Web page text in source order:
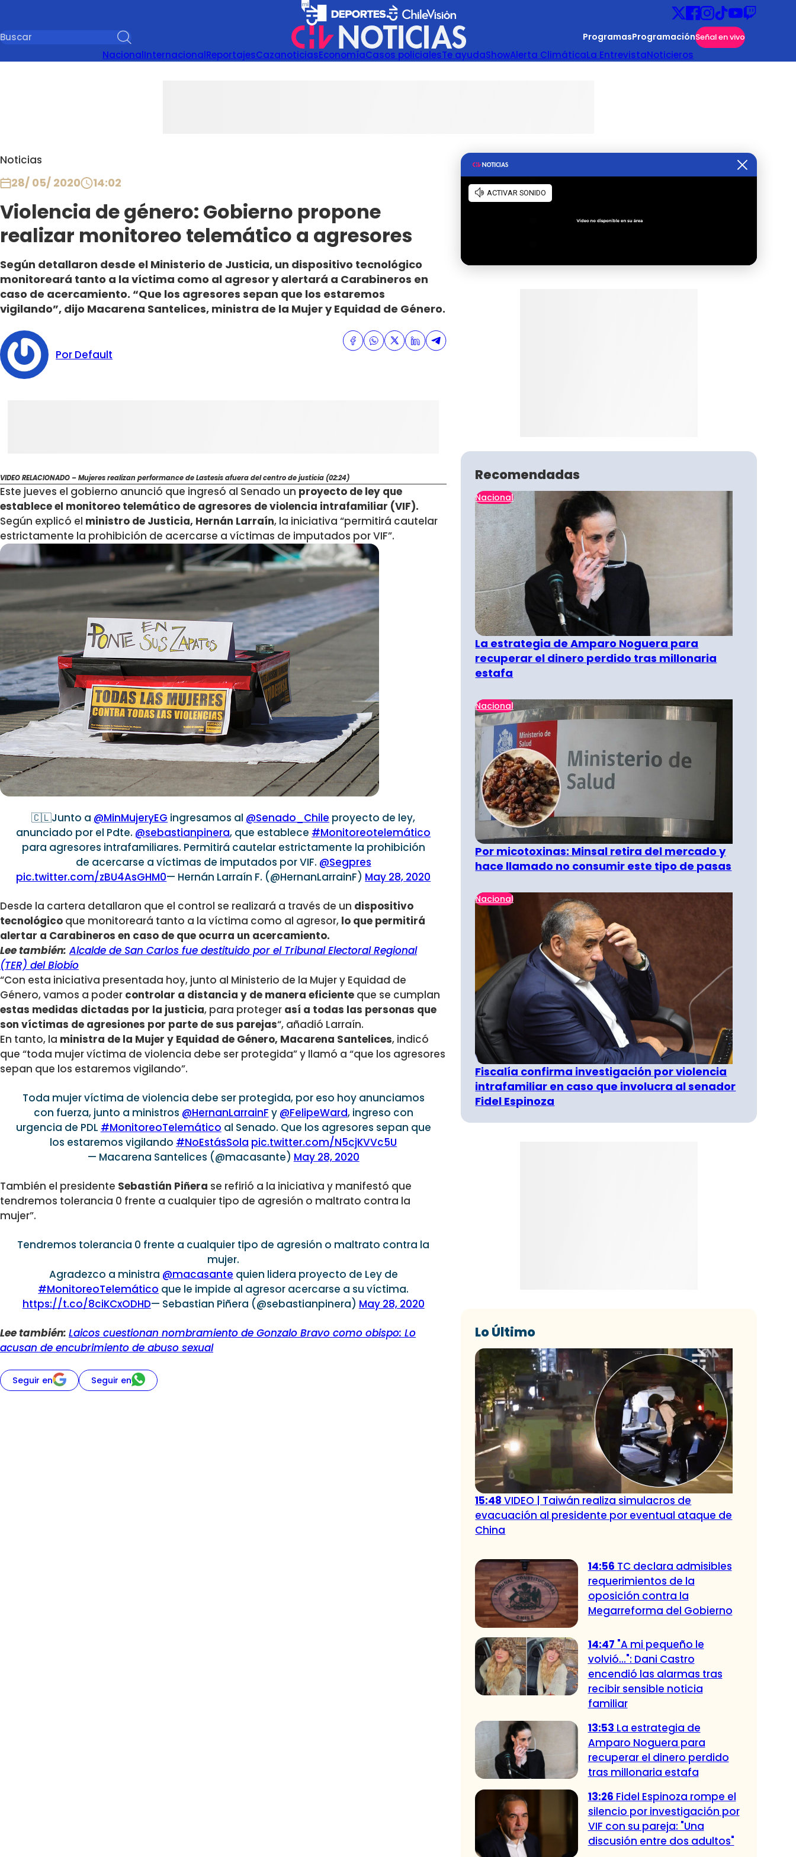
ProgramasProgramaciónSeñal en vivo
NacionalInternacionalReportajesCazanoticiasEconomíaCasos policialesTe ayudaShowAlerta ClimáticaLa EntrevistaNoticieros
Noticias
28/ 05/ 2020 14:02
Violencia de género: Gobierno propone
realizar monitoreo telemático a agresores
Según detallaron desde el Ministerio de Justicia, un dispositivo tecnológico
monitoreará tanto a la víctima como al agresor y alertará a Carabineros en
caso de acercamiento. “Que los agresores sepan que los estaremos
vigilando”, dijo Macarena Santelices, ministra de la Mujer y Equidad de Género.
Por Default
VIDEO RELACIONADO – Mujeres realizan performance de Lastesis afuera del centro de justicia (02:24)
Este jueves el gobierno anunció que ingresó al Senado un proyecto de ley que
establece el monitoreo telemático de agresores de violencia intrafamiliar (VIF).
Según explicó el ministro de Justicia, Hernán Larraín, la iniciativa “permitirá cautelar
estrictamente la prohibición de acercarse a víctimas de imputados por VIF”.
🇨🇱Junto a @MinMujeryEG ingresamos al @Senado_Chile proyecto de ley,
anunciado por el Pdte. @sebastianpinera, que establece #Monitoreotelemático
para agresores intrafamiliares. Permitirá cautelar estrictamente la prohibición
de acercarse a víctimas de imputados por VIF. @Segpres
pic.twitter.com/zBU4AsGHM0— Hernán Larraín F. (@HernanLarrainF) May 28, 2020
Desde la cartera detallaron que el control se realizará a través de un dispositivo
tecnológico que monitoreará tanto a la víctima como al agresor, lo que permitirá
alertar a Carabineros en caso de que ocurra un acercamiento.
Lee también: Alcalde de San Carlos fue destituido por el Tribunal Electoral Regional
(TER) del Biobío
“Con esta iniciativa presentada hoy, junto al Ministerio de la Mujer y Equidad de
Género, vamos a poder controlar a distancia y de manera eficiente que se cumplan
estas medidas dictadas por la justicia, para proteger así a todas las personas que
son víctimas de agresiones por parte de sus parejas“, añadió Larraín.
En tanto, la ministra de la Mujer y Equidad de Género, Macarena Santelices, indicó
que “toda mujer víctima de violencia debe ser protegida” y llamó a “que los agresores
sepan que los estaremos vigilando”.
Toda mujer víctima de violencia debe ser protegida, por eso hoy anunciamos
con fuerza, junto a ministros @HernanLarrainF y @FelipeWard, ingreso con
urgencia de PDL #MonitoreoTelemático al Senado. Que los agresores sepan que
los estaremos vigilando #NoEstásSola pic.twitter.com/N5cjKVVc5U
— Macarena Santelices (@macasante) May 28, 2020
También el presidente Sebastián Piñera se refirió a la iniciativa y manifestó que
tendremos tolerancia 0 frente a cualquier tipo de agresión o maltrato contra la
mujer”.
Tendremos tolerancia 0 frente a cualquier tipo de agresión o maltrato contra la
mujer.
Agradezco a ministra @macasante quien lidera proyecto de Ley de
#MonitoreoTelemático que le impide al agresor acercarse a su víctima.
https://t.co/8ciKCxODHD— Sebastian Piñera (@sebastianpinera) May 28, 2020
Lee también: Laicos cuestionan nombramiento de Gonzalo Bravo como obispo: Lo
acusan de encubrimiento de abuso sexual
Seguir en Seguir en
Recomendadas
Nacional
La estrategia de Amparo Noguera para
recuperar el dinero perdido tras millonaria
estafa
Nacional
Por micotoxinas: Minsal retira del mercado y
hace llamado no consumir este tipo de pasas
Nacional
Fiscalía confirma investigación por violencia
intrafamiliar en caso que involucra al senador
Fidel Espinoza
Lo Último
15:48VIDEO | Taiwán realiza simulacros de
evacuación al presidente por eventual ataque de
China
14:56 TC declara admisibles
requerimientos de la
oposición contra la
Megarreforma del Gobierno
14:47 "A mi pequeño le
volvió...": Dani Castro
encendió las alarmas tras
recibir sensible noticia
familiar
13:53 La estrategia de
Amparo Noguera para
recuperar el dinero perdido
tras millonaria estafa
13:26 Fidel Espinoza rompe el
silencio por investigación por
VIF con su pareja: "Una
discusión entre dos adultos"